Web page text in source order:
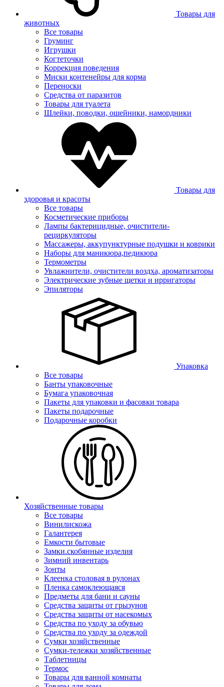
Товары для
животных
Все товары
Груминг
Игрушки
Когтеточки
Коррекция поведения
Миски контенейры для корма
Переноски
Средства от паразитов
Товары для туалета
Шлейки, поводки, ошейники, намордники
Товары для
здоровья и красоты
Все товары
Косметические приборы
Лампы бактерицидные, очистители-
рециркуляторы
Массажеры, аккупунктурные подушки и коврики
Наборы для маникюра,педикюра
Термометры
Увлажнители, очистители воздха, ароматизаторы
Электрические зубные щетки и ирригаторы
Эпиляторы
Упаковка
Все товары
Банты упаковочные
Бумага упаковочная
Пакеты для упаковки и фасовки товара
Пакеты подарочные
Подарочные коробки
Хозяйственные товары
Все товары
Винилискожа
Галантерея
Емкости бытовые
Замки.скобянные изделия
Зимний инвентарь
Зонты
Клеенка столовая в рулонах
Пленка самоклеющаяся
Предметы для бани и сауны
Средства защиты от грызунов
Средства защиты от насекомых
Средства по уходу за обувью
Средства по уходу за одеждой
Сумки хозяйственные
Сумки-тележки хозяйственные
Таблетницы
Термос
Товары для ванной комнаты